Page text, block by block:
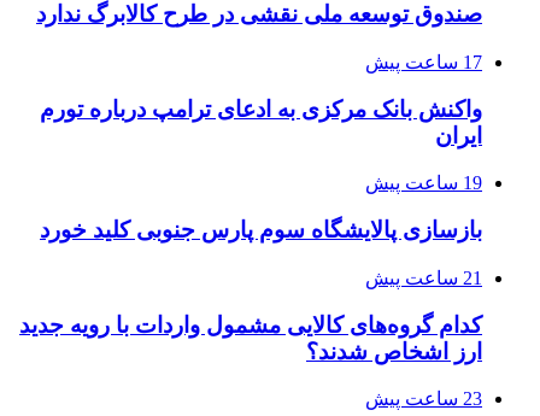
صندوق توسعه ملی نقشی در طرح کالابرگ ندارد
17 ساعت پیش
واکنش بانک مرکزی به ادعای ترامپ درباره تورم
ایران
19 ساعت پیش
بازسازی پالایشگاه سوم پارس جنوبی کلید خورد
21 ساعت پیش
کدام گروه‌های کالایی مشمول واردات با رویه جدید
ارز اشخاص شدند؟
23 ساعت پیش